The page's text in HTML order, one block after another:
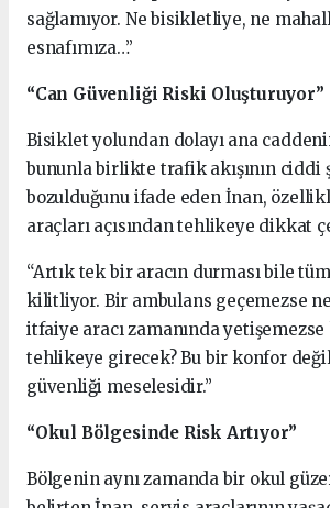
sağlamıyor. Ne bisikletliye, ne
esnafımıza…”
“Can Güvenliği Riski Oluşturuyor”
Bisiklet yolundan dolayı ana
bununla birlikte trafik akışının ciddi
bozulduğunu ifade eden İnan,
araçları açısından tehlikeye dikkat
“Artık tek bir aracın durması bile
kilitliyor. Bir ambulans geçemezse
itfaiye aracı zamanında
tehlikeye girecek? Bu bir konfor
güvenliği meselesidir.”
“Okul Bölgesinde Risk Artıyor”
Bölgenin aynı zamanda bir okul